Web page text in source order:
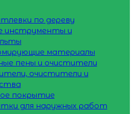
по дереву
инструменты и
материалы
пены и очистители
очистители и
покрытие
для наружных работ